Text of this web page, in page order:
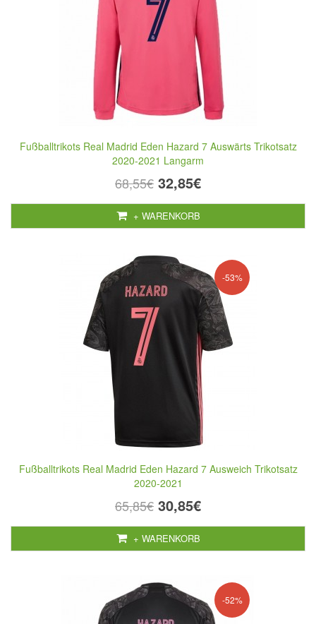
Fußballtrikots Real Madrid Eden Hazard 7 Auswärts Trikotsatz
2020-2021 Langarm
68,55€ 32,85€
+ WARENKORB
-53%
Fußballtrikots Real Madrid Eden Hazard 7 Ausweich Trikotsatz
2020-2021
65,85€ 30,85€
+ WARENKORB
-52%